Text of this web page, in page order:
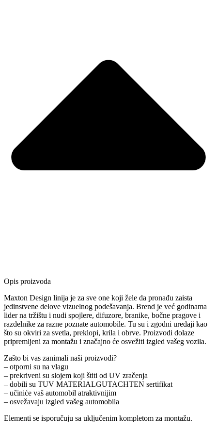
Opis proizvoda
Maxton Design linija je za sve one koji žele da pronađu zaista
jedinstvene delove vizuelnog podešavanja. Brend je već godinama
lider na tržištu i nudi spojlere, difuzore, branike, bočne pragove i
razdelnike za razne poznate automobile. Tu su i zgodni uređaji kao
što su okviri za svetla, preklopi, krila i obrve. Proizvodi dolaze
pripremljeni za montažu i značajno će osvežiti izgled vašeg vozila.
Zašto bi vas zanimali naši proizvodi?
– otporni su na vlagu
– prekriveni su slojem koji štiti od UV zračenja
– dobili su TUV MATERIALGUTACHTEN sertifikat
– učiniće vaš automobil atraktivnijim
– osvežavaju izgled vašeg automobila
Elementi se isporučuju sa uključenim kompletom za montažu.